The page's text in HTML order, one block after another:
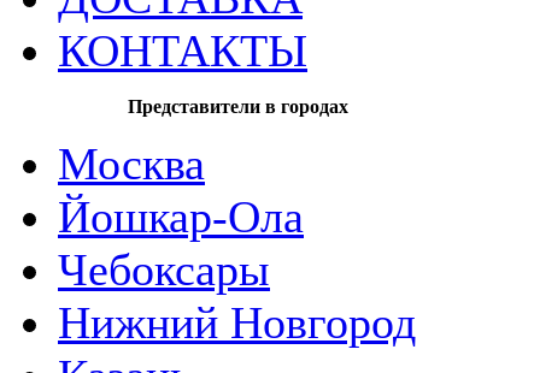
КОНТАКТЫ
Представители в городах
Москва
Йошкар-Ола
Чебоксары
Нижний Новгород